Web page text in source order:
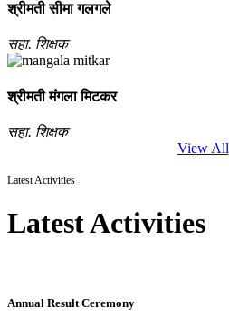
श्रीमती सीमा गलगले
सहा. शिक्षक
श्रीमती मंगला मिटकर
सहा. शिक्षक
View All
Latest Activities
Latest Activities
Annual Result Ceremony